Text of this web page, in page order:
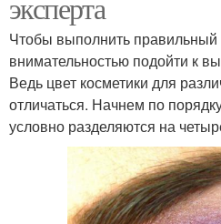
Чтобы выполнить
внимательностью подойти к
Ведь цвет косметики для
отличаться. Начнем по
условно разделяются на